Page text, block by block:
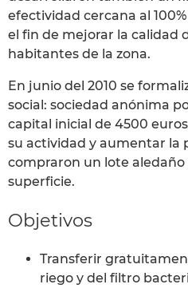
efectividad cercana al
el fin de mejorar la calidad
habitantes de la zona.
En junio del 2010 se
social: sociedad anónima
capital inicial de 4500
su actividad y aumentar la
compraron un lote aledaño
superficie.
Objetivos
Transferir
riego y del filtro